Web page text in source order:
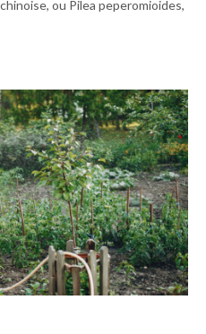
ou Pilea peperomioides,